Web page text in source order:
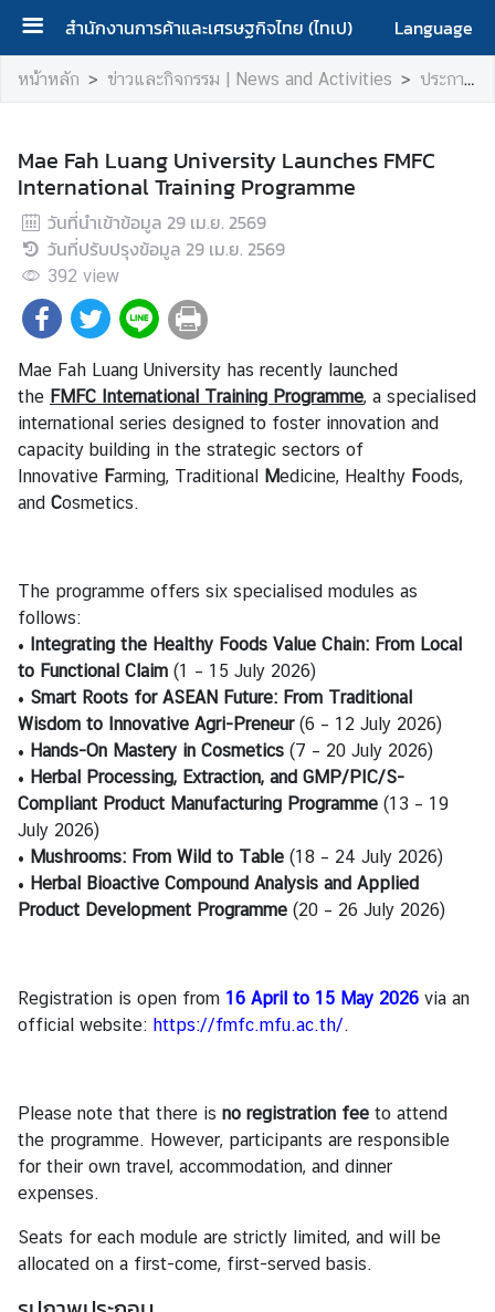
สำนักงานการค้าและเศรษฐกิจไทย (ไทเป)
Language
ห
ห
ลั
|
H
o
m
e
เ
กี่
ย
ว
กั
บ
า
|
A
b
o
u
t
U
s
ข่
า
ล
ะ
กิ
ร
ร
ม
|
e
w
s
หน้าหลัก ข่าวและกิจกรรม | News and Activities ประกาศ | Announcement
Mae Fah Luang University Launches FMFC
International Training Programme
วันที่นำเข้าข้อมูล 29 เม.ย. 2569
วันที่ปรับปรุงข้อมูล 29 เม.ย. 2569
392 view
Mae Fah Luang University has recently launched
the FMFC International Training Programme, a specialised
international series designed to foster innovation and
capacity building in the strategic sectors of
Innovative Farming, Traditional Medicine, Healthy Foods,
and Cosmetics.
The programme offers six specialised modules as
follows:
• Integrating the Healthy Foods Value Chain: From Local
to Functional Claim (1 – 15 July 2026)
• Smart Roots for ASEAN Future: From Traditional
Wisdom to Innovative Agri-Preneur (6 – 12 July 2026)
• Hands-On Mastery in Cosmetics (7 – 20 July 2026)
• Herbal Processing, Extraction, and GMP/PIC/S-
Compliant Product Manufacturing Programme (13 – 19
July 2026)
• Mushrooms: From Wild to Table (18 – 24 July 2026)
• Herbal Bioactive Compound Analysis and Applied
Product Development Programme (20 – 26 July 2026)
Registration is open from 16 April to 15 May 2026 via an
official website: https://fmfc.mfu.ac.th/.
Please note that there is no registration fee to attend
the programme. However, participants are responsible
for their own travel, accommodation, and dinner
expenses.
Seats for each module are strictly limited, and will be
allocated on a first-come, first-served basis.